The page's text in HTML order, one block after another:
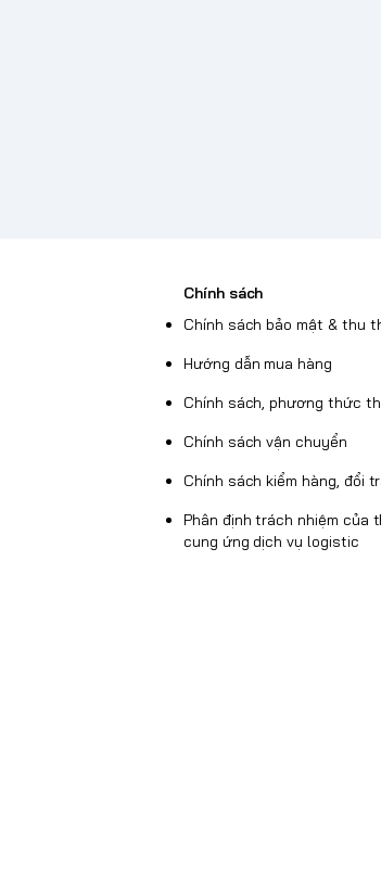
Chính sách
Chính sách bảo mật & thu
Hướng dẫn mua hàng
Chính sách, phương thức
Chính sách vận chuyển
Chính sách kiểm hàng, đổi
Phân định trách nhiệm của
cung ứng dịch vụ logistic